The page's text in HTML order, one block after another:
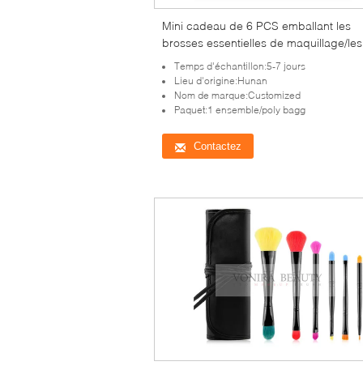
Mini cadeau de 6 PCS emballant les
brosses essentielles de maquillage/les
brosses maquillage de Vegan
Temps d'échantillon:5-7 jours
Lieu d'origine:Hunan
Nom de marque:Customized
Paquet:1 ensemble/poly bagg
Contactez